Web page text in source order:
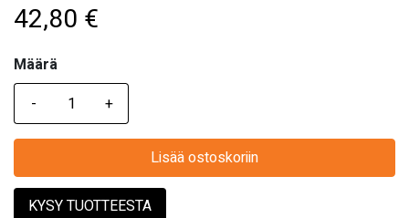
42,80 €
Määrä
Määrä
Lisää ostoskoriin
KYSY TUOTTEESTA